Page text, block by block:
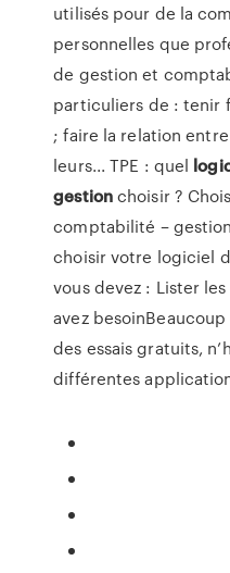
utilisés pour de la
personnelles que
de gestion et
particuliers de : tenir
; faire la relation
leurs... TPE : quel
gestionchoisir ?
comptabilité –
choisir votre logiciel
vous devez : Lister
avez
des essais gratuits,
différentes